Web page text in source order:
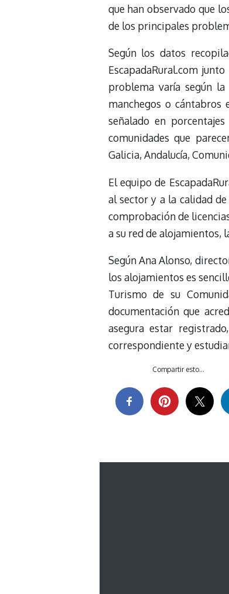
que han observado que
de los principales
Según los datos
EscapadaRural.com
problema varía según
manchegos o
señalado en
comunidades que
Galicia, Andalucía,
El equipo de
al sector y a la calidad
comprobación de
a su red de alojamientos,
Según Ana Alonso,
los alojamientos es
Turismo de su
documentación que
asegura estar
correspondiente y
Compartir esto...